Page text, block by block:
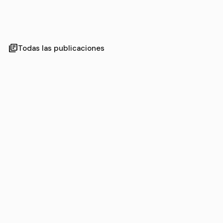
library_booksTodas las publicaciones